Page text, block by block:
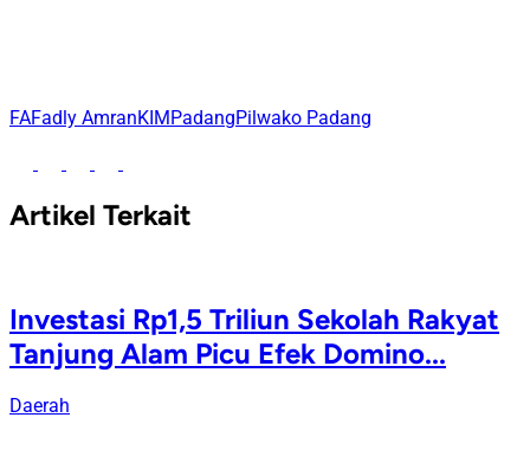
FAFadly AmranKIM PadangPilwako Padang
Artikel Terkait
Investasi Rp1,5 Triliun Sekolah Rakyat
Tanjung Alam Picu Efek Domino...
Daerah